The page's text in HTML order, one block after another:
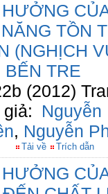
TỒN
(NGHỊCH
BẾN TRE
(2012)
, Nguyễn
Tải về Trích dẫn